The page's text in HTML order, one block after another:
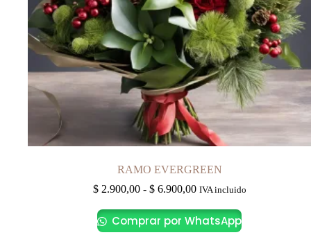
RAMO EVERGREEN
$2.900,00 - $6.900,00Rango
precios:
desde
IVA incluido
Este
producto
tiene
Comprar por WhatsApp